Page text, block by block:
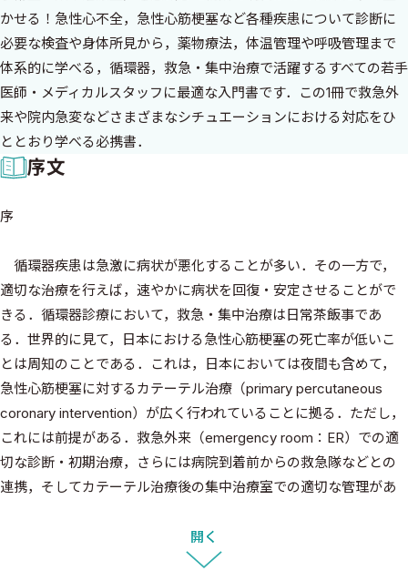
かせる！急性心不全，急性心筋梗塞など各種疾患について診断に
必要な検査や身体所見から，薬物療法，体温管理や呼吸管理まで
体系的に学べる，循環器，救急・集中治療で活躍するすべての若手
医師・メディカルスタッフに最適な入門書です．この1冊で救急外
来や院内急変などさまざまなシチュエーションにおける対応をひ
ととおり学べる必携書．
序文
序
循環器疾患は急激に病状が悪化することが多い．その一方で，
適切な治療を行えば，速やかに病状を回復・安定させることがで
きる．循環器診療において，救急・集中治療は日常茶飯事であ
る．世界的に見て，日本における急性心筋梗塞の死亡率が低いこ
とは周知のことである．これは，日本においては夜間も含めて，
急性心筋梗塞に対するカテーテル治療（primary percutaneous
coronary intervention）が広く行われていることに拠る．ただし，
これには前提がある．救急外来（emergency room：ER）での適
切な診断・初期治療，さらには病院到着前からの救急隊などとの
連携，そしてカテーテル治療後の集中治療室での適切な管理があ
近年，循環器領域のインターベンションは，冠動脈疾患や末梢
動脈疾患に対するものだけでなく，不整脈に対するインターベン
開く